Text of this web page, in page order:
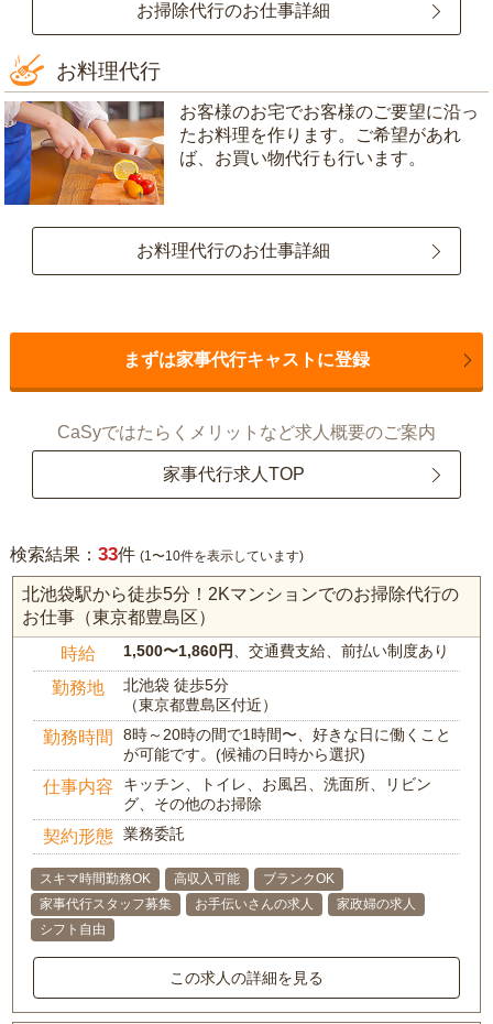
お掃除代行のお仕事詳細
お料理代行
お客様のお宅でお客様のご要望に沿っ
たお料理を作ります。ご希望があれ
ば、お買い物代行も行います。
お料理代行のお仕事詳細
まずは家事代行キャストに登録
CaSyではたらくメリットなど求人概要のご案内
家事代行求人TOP
検索結果： 33件 (1〜10件を表示しています)
北池袋駅から徒歩5分！2Kマンションでのお掃除代行の
お仕事（東京都豊島区）
時給 1,500〜1,860円 、交通費支給、前払い制度あり
勤務地
北池袋 徒歩5分
（東京都豊島区付近）
勤務時間
8時～20時の間で1時間〜、好きな日に働くこと
が可能です。(候補の日時から選択)
仕事内容
キッチン、トイレ、お風呂、洗面所、リビン
グ、その他のお掃除
契約形態 業務委託
スキマ時間勤務OK 高収入可能
ブランクOK
家事代行スタッフ募集
お手伝いさんの求人
家政婦の求人
シフト自由
この求人の詳細を見る